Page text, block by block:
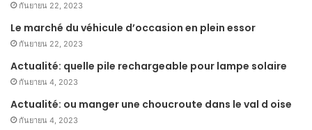
กันยายน 22, 2023
Le marché du véhicule d’occasion en plein essor
กันยายน 22, 2023
Actualité: quelle pile rechargeable pour lampe solaire
กันยายน 4, 2023
Actualité: ou manger une choucroute dans le val d oise
กันยายน 4, 2023